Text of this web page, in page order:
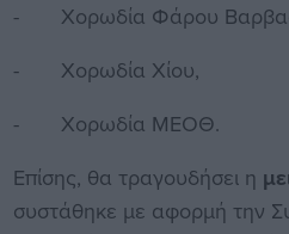
- Χορωδία Φάρου
- Χορωδία Χίου,
- Χορωδία ΜΕΟΘ.
Επίσης, θα τραγουδήσει η
συστάθηκε με αφορμή την